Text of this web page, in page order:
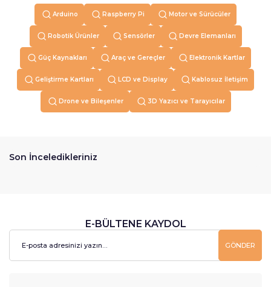
Arduino Raspberry Pi Motor ve Sürücüler
Robotik Ürünler Sensörler Devre Elemanları
Güç Kaynakları Araç ve Gereçler Elektronik Kartlar
Geliştirme Kartları LCD ve Display Kablosuz İletişim
Drone ve Bileşenler 3D Yazıcı ve Tarayıcılar
Son İnceledikleriniz
E-BÜLTENE KAYDOL
GÖNDER